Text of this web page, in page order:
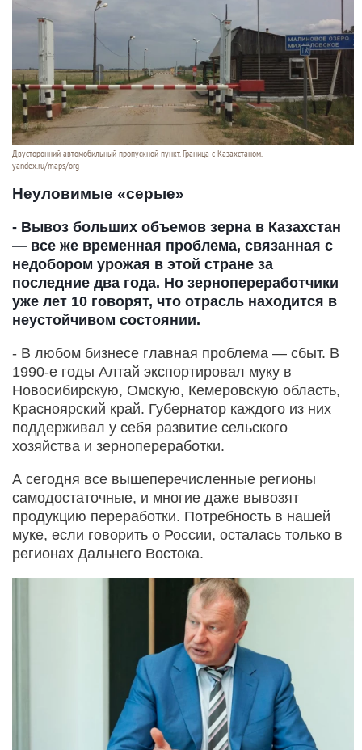
Двусторонний автомобильный пропускной пункт. Граница с Казахстаном.
yandex.ru/maps/org
Неуловимые «серые»
- Вывоз больших объемов зерна в Казахстан
— все же временная проблема, связанная с
недобором урожая в этой стране за
последние два года. Но зернопереработчики
уже лет 10 говорят, что отрасль находится в
неустойчивом состоянии.
- В любом бизнесе главная проблема — сбыт. В
1990-е годы Алтай экспортировал муку в
Новосибирскую, Омскую, Кемеровскую область,
Красноярский край. Губернатор каждого из них
поддерживал у себя развитие сельского
хозяйства и зернопереработки.
А сегодня все вышеперечисленные регионы
самодостаточные, и многие даже вывозят
продукцию переработки. Потребность в нашей
муке, если говорить о России, осталась только в
регионах Дальнего Востока.